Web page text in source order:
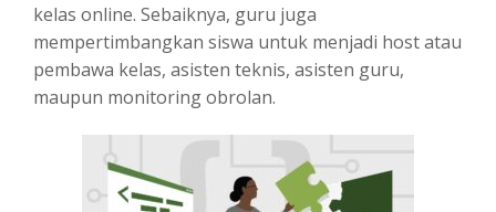
kelas online. Sebaiknya, guru juga
mempertimbangkan siswa untuk menjadi host atau
pembawa kelas, asisten teknis, asisten guru,
maupun monitoring obrolan.